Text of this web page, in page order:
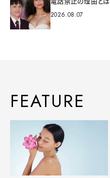
2026.08.07
FEATURE